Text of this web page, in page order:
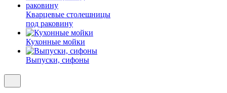
Кварцевые столешницы
под раковину
Кухонные мойки
Выпуски, сифоны